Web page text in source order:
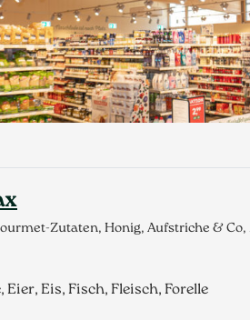
Zutaten, Honig, Aufstriche &
Eis, Fisch, Fleisch, Forelle